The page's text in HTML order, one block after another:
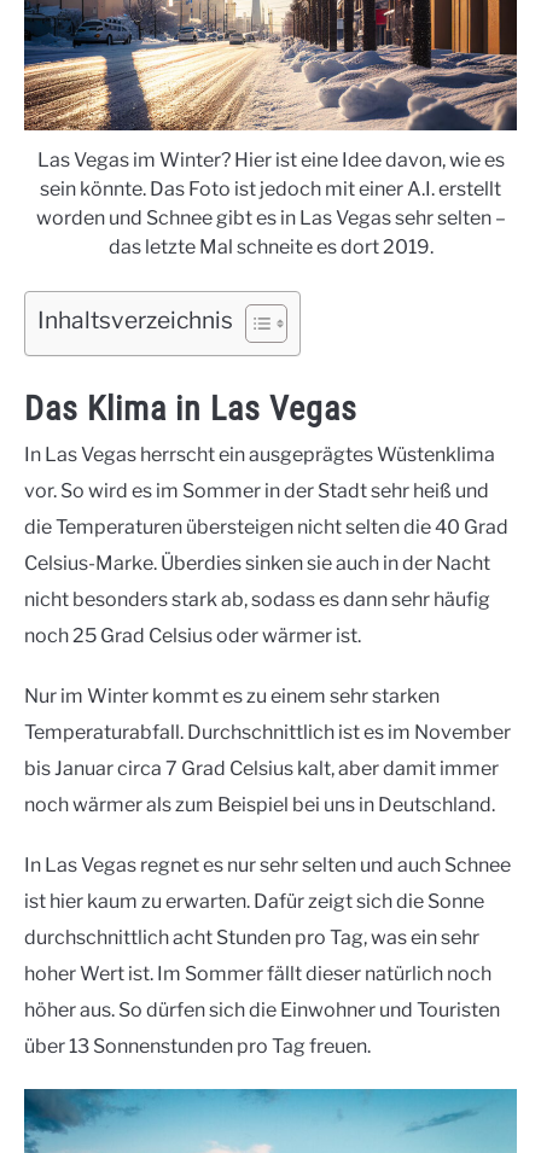
Las Vegas im Winter? Hier ist eine Idee davon, wie es
sein könnte. Das Foto ist jedoch mit einer A.I. erstellt
worden und Schnee gibt es in Las Vegas sehr selten –
das letzte Mal schneite es dort 2019.
Inhaltsverzeichnis
Das Klima in Las Vegas
In Las Vegas herrscht ein ausgeprägtes Wüstenklima
vor. So wird es im Sommer in der Stadt sehr heiß und
die Temperaturen übersteigen nicht selten die 40 Grad
Celsius-Marke. Überdies sinken sie auch in der Nacht
nicht besonders stark ab, sodass es dann sehr häufig
noch 25 Grad Celsius oder wärmer ist.
Nur im Winter kommt es zu einem sehr starken
Temperaturabfall. Durchschnittlich ist es im November
bis Januar circa 7 Grad Celsius kalt, aber damit immer
noch wärmer als zum Beispiel bei uns in Deutschland.
In Las Vegas regnet es nur sehr selten und auch Schnee
ist hier kaum zu erwarten. Dafür zeigt sich die Sonne
durchschnittlich acht Stunden pro Tag, was ein sehr
hoher Wert ist. Im Sommer fällt dieser natürlich noch
höher aus. So dürfen sich die Einwohner und Touristen
über 13 Sonnenstunden pro Tag freuen.